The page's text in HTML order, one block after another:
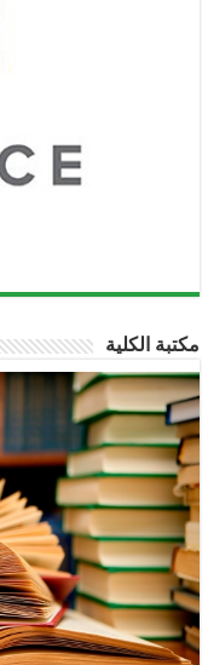
مكتبة الكلية